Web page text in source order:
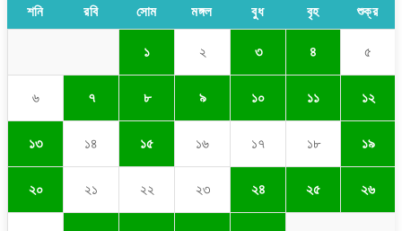
শনি রবি সোম মঙ্গল বুধ বৃহ শুক্র
১ ২ ৩ ৪ ৫
৬ ৭ ৮ ৯ ১০ ১১ ১২
১৩ ১৪ ১৫ ১৬ ১৭ ১৮ ১৯
২০ ২১ ২২ ২৩ ২৪ ২৫ ২৬